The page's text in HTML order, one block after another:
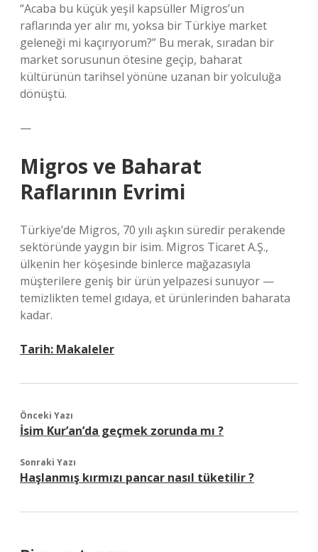
“Acaba bu küçük yeşil kapsüller Migros’un
raflarında yer alır mı, yoksa bir Türkiye market
geleneği mi kaçırıyorum?” Bu merak, sıradan bir
market sorusunun ötesine geçip, baharat
kültürünün tarihsel yönüne uzanan bir yolculuğa
dönüştü.
—
Migros ve Baharat
Raflarının Evrimi
Türkiye’de Migros, 70 yılı aşkın süredir perakende
sektöründe yaygın bir isim. Migros Ticaret A.Ş.,
ülkenin her köşesinde binlerce mağazasıyla
müşterilere geniş bir ürün yelpazesi sunuyor —
temizlikten temel gıdaya, et ürünlerinden baharata
kadar.
Tarih: Makaleler
Önceki Yazı
İsim Kur’an’da geçmek zorunda mı ?
Sonraki Yazı
Haşlanmış kırmızı pancar nasıl tüketilir ?